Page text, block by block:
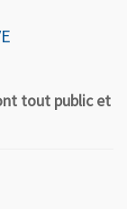
tout public et